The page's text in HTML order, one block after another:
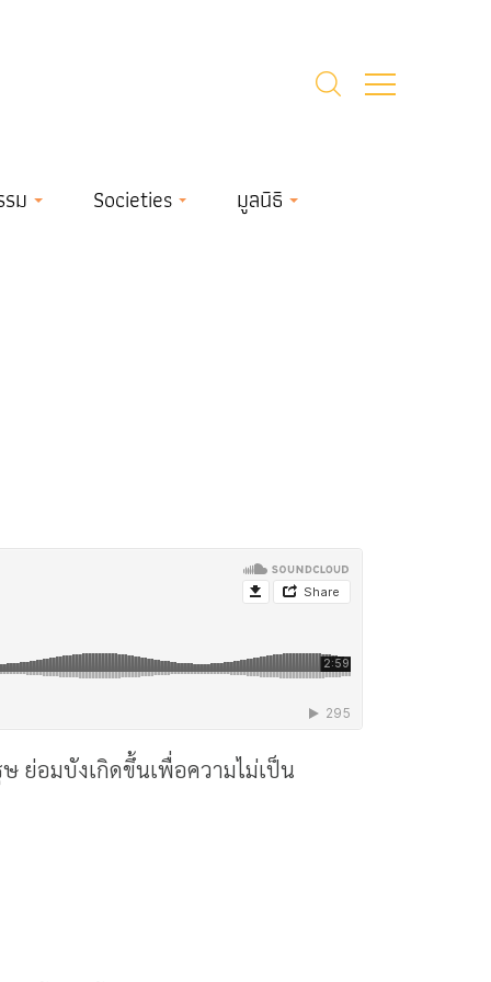
ม Societies มูลนิธิ
ย่อมบังเกิดขึ้นเพื่อความไม่เป็น